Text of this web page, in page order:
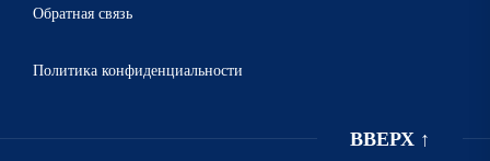
Обратная связь
Политика конфиденциальности
ВВЕРХ ↑